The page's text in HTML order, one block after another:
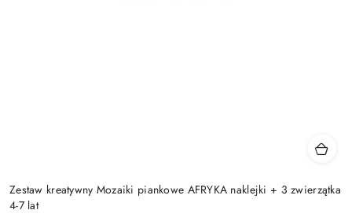
Zestaw kreatywny Mozaiki piankowe AFRYKA naklejki + 3 zwierzątka
4-7 lat